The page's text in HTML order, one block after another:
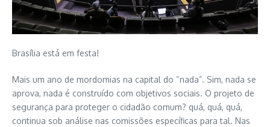
Brasília está em festa!
Mais um ano de mordomias na capital do “nada”. Sim, nada se
aprova, nada é construído com objetivos sociais. O projeto de
segurança para proteger o cidadão comum? quá, quá, quá,
continua sob análise nas comissões específicas para tal. Nas